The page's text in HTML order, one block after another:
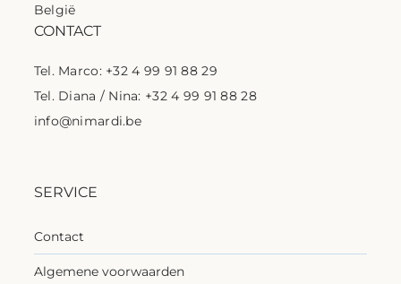
SERVICE
Contact
Algemene voorwaarden
België
CONTACT
Tel. Marco: +32 4 99 91 88 29
Tel. Diana / Nina: +32 4 99 91 88 28
info@nimardi.be